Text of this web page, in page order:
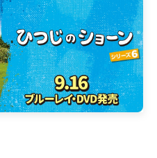
ットが必要です。
月15日（火）
合計10か所
ーツ観光部観光課）